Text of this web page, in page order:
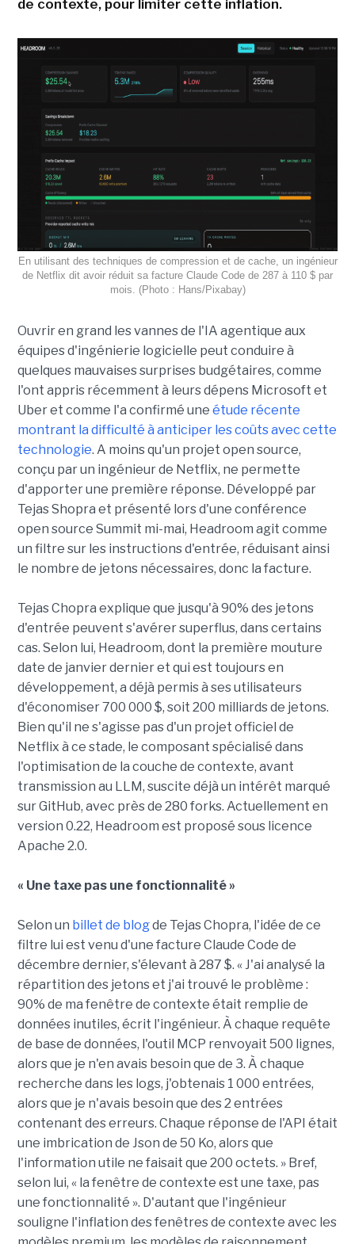
de contexte, pour limiter cette inflation.
En utilisant des techniques de compression et de cache, un ingénieur
de Netflix dit avoir réduit sa facture Claude Code de 287 à 110 $ par
mois. (Photo : Hans/Pixabay)
Ouvrir en grand les vannes de l'IA agentique aux
équipes d'ingénierie logicielle peut conduire à
quelques mauvaises surprises budgétaires, comme
l'ont appris récemment à leurs dépens Microsoft et
Uber et comme l'a confirmé une étude récente
montrant la difficulté à anticiper les coûts avec cette
technologie. A moins qu'un projet open source,
conçu par un ingénieur de Netflix, ne permette
d'apporter une première réponse. Développé par
Tejas Shopra et présenté lors d'une conférence
open source Summit mi-mai, Headroom agit comme
un filtre sur les instructions d'entrée, réduisant ainsi
le nombre de jetons nécessaires, donc la facture.
Tejas Chopra explique que jusqu'à 90% des jetons
d'entrée peuvent s'avérer superflus, dans certains
cas. Selon lui, Headroom, dont la première mouture
date de janvier dernier et qui est toujours en
développement, a déjà permis à ses utilisateurs
d'économiser 700 000 $, soit 200 milliards de jetons.
Bien qu'il ne s'agisse pas d'un projet officiel de
Netflix à ce stade, le composant spécialisé dans
l'optimisation de la couche de contexte, avant
transmission au LLM, suscite déjà un intérêt marqué
sur GitHub, avec près de 280 forks. Actuellement en
version 0.22, Headroom est proposé sous licence
Apache 2.0.
« Une taxe pas une fonctionnalité »
Selon un billet de blogde Tejas Chopra, l'idée de ce
filtre lui est venu d'une facture Claude Code de
décembre dernier, s'élevant à 287 $. « J'ai analysé la
répartition des jetons et j'ai trouvé le problème :
90% de ma fenêtre de contexte était remplie de
données inutiles, écrit l'ingénieur. À chaque requête
de base de données, l'outil MCP renvoyait 500 lignes,
alors que je n'en avais besoin que de 3. À chaque
recherche dans les logs, j'obtenais 1 000 entrées,
alors que je n'avais besoin que des 2 entrées
contenant des erreurs. Chaque réponse de l'API était
une imbrication de Json de 50 Ko, alors que
l'information utile ne faisait que 200 octets. » Bref,
selon lui, « la fenêtre de contexte est une taxe, pas
une fonctionnalité ». D'autant que l'ingénieur
souligne l'inflation des fenêtres de contexte avec les